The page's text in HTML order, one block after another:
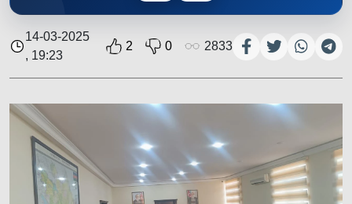
14-03-2025
, 19:23
2 0 2833